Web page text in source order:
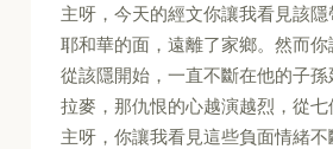
主呀，今天的經文你讓我看見該
耶和華的面，遠離了家鄉。然而
從該隱開始，一直不斷在他的子
拉麥，那仇恨的心越演越烈，從七
主呀，你讓我看見這些負面情緒